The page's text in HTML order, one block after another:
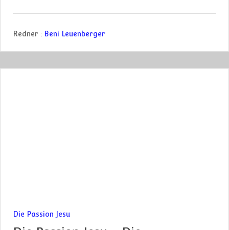
Redner : Beni Leuenberger
Die Passion Jesu